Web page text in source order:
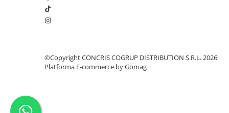
©Copyright CONCRIS COGRUP DISTRIBUTION S.R.L. 2026
Platforma E-commerce by Gomag